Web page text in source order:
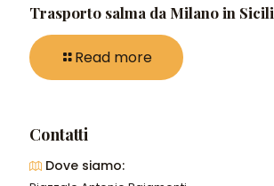
Trasporto salma da Milano in
Read more
Contatti
Dove siamo: